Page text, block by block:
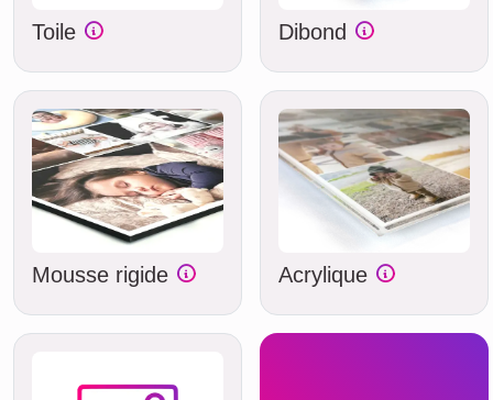
Toile Dibond
Mousse rigide Acrylique